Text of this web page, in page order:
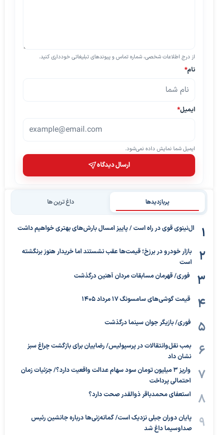
از درج اطلاعات شخصی، شماره تماس و پیوندهای تبلیغاتی خودداری کنید.
نام*
ایمیل*
ایمیل شما نمایش داده نمی‌شود.
ارسال دیدگاه
پربازدیدها داغ ترین ها
ال‌نینوی قوی در راه است / پاییز امسال بارش‌های بهتری خواهیم داشت
بازار خودرو در برزخ؛ قیمت‌ها عقب نشستند اما خریدار هنوز برنگشته
است
فوری/ قهرمان مسابقات مردان آهنین درگذشت
قیمت گوشی‌های سامسونگ 17 مرداد 1405
فوری/ بازیگر جوان سینما درگذشت
بمب نقل‌وانتقالات در پرسپولیس/ رضاییان برای بازگشت چراغ سبز
نشان داد
واریز ۳ میلیون تومان سود سهام عدالت واقعیت دارد؟/ جزئیات زمان
احتمالی پرداخت
استعفای محمدباقر ذوالقدر صحت دارد؟
پایان دوران جبلی نزدیک است/ گمانه‌زنی‌ها درباره جانشین رئیس
صداوسیما داغ شد